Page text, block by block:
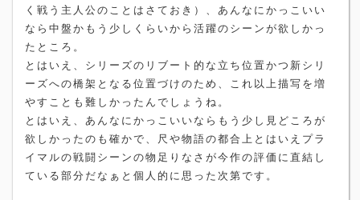
く戦う主人公のことはさておき）、あんなにかっこいい
なら中盤かもう少しくらいから活躍のシーンが欲しかっ
たところ。
とはいえ、シリーズのリブート的な立ち位置かつ新シリ
ーズへの橋架となる位置づけのため、これ以上描写を増
やすことも難しかったんでしょうね。
とはいえ、あんなにかっこいいならもう少し見どころが
欲しかったのも確かで、尺や物語の都合上とはいえプラ
イマルの戦闘シーンの物足りなさが今作の評価に直結し
ている部分だなぁと個人的に思った次第です。